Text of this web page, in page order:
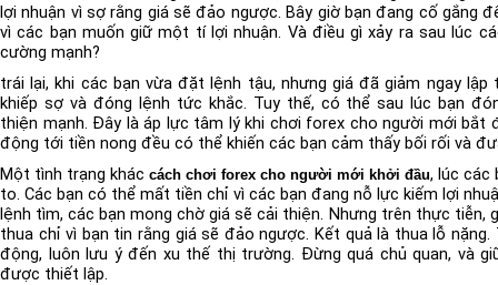
lợi nhuận vì sợ rằng giá sẽ đảo ngược. Bây giờ bạn đang cố gắng
vì các bạn muốn giữ một tí lợi nhuận. Và điều gì xảy ra sau lúc
cường mạnh?
trái lại, khi các bạn vừa đặt lệnh tậu, nhưng giá đã giảm ngay
khiếp sợ và đóng lệnh tức khắc. Tuy thế, có thể sau lúc bạn
thiện mạnh. Đây là áp lực tâm lý khi chơi forex cho người mới bắt
động tới tiền nong đều có thể khiến các bạn cảm thấy bối rối và
Một tình trạng khác cách chơi forex cho người mới khởi đầu, lúc các
to. Các bạn có thể mất tiền chỉ vì các bạn đang nỗ lực kiếm lợi
lệnh tìm, các bạn mong chờ giá sẽ cải thiện. Nhưng trên thực tiễn,
thua chỉ vì bạn tin rằng giá sẽ đảo ngược. Kết quả là thua lỗ
động, luôn lưu ý đến xu thế thị trường. Đừng quá chủ quan, và
được thiết lập.